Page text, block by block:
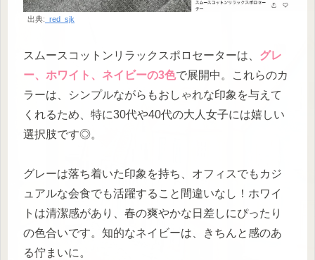
出典: _red_sjk
スムースコットンリラックスポロセーターは、 グレ
ー、ホワイト、ネイビーの3色で展開中。これらのカ
ラーは、シンプルながらもおしゃれな印象を与えて
くれるため、特に30代や40代の大人女子には嬉しい
選択肢です◎。
グレーは落ち着いた印象を持ち、オフィスでもカジ
ュアルな会食でも活躍すること間違いなし！ホワイ
トは清潔感があり、春の爽やかな日差しにぴったり
の色合いです。知的なネイビーは、きちんと感のあ
る佇まいに。